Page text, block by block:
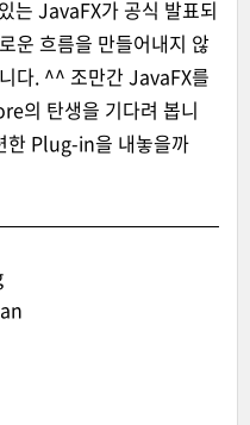
는 JavaFX가 공식 발표되
운 흐름을 만들어내지 않
다. ^^ 조만간 JavaFX를
의 탄생을 기다려 봅니
한 Plug-in을 내놓을까